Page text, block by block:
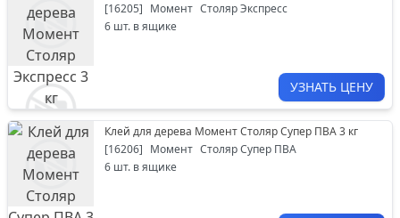
[16205] Момент Столяр Экспресс
6 шт. в ящике
УЗНАТЬ ЦЕНУ
Клей для дерева Момент Столяр Супер ПВА 3 кг
[16206] Момент Столяр Супер ПВА
6 шт. в ящике